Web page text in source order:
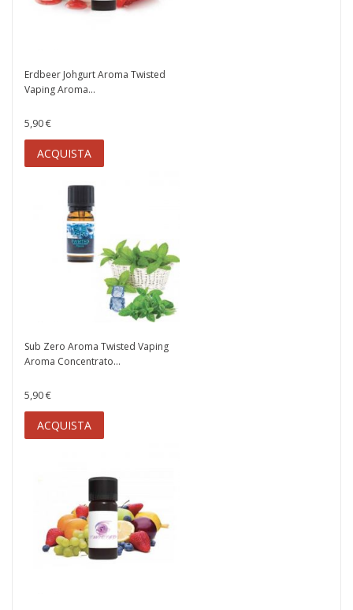
Erdbeer Johgurt Aroma Twisted
Vaping Aroma...
5,90 €
ACQUISTA
Sub Zero Aroma Twisted Vaping
Aroma Concentrato...
5,90 €
ACQUISTA